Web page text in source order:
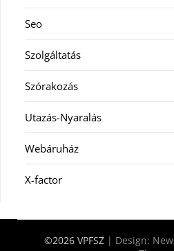
Seo
Szolgáltatás
Szórakozás
Utazás-Nyaralás
Webáruház
X-factor
©2026 VPFSZ | Design: